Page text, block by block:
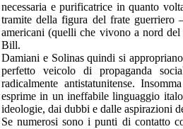
necessaria e purificatrice in quanto
tramite della figura del frate guerriero
americani (quelli che vivono a nord
Bill.
Damiani e Solinas quindi si
perfetto veicolo di propaganda
radicalmente antistatunitense.
esprime in un ineffabile linguaggio
ideologie, dai dubbi e dalle aspirazioni
Se numerosi sono i punti di contatto